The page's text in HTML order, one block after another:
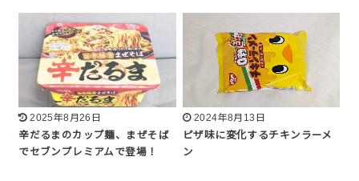
2025年8月26日
辛だるまのカップ麺、まぜそば
でセブンプレミアムで登場！
2024年8月13日
ピザ味に変化するチキンラーメ
ン